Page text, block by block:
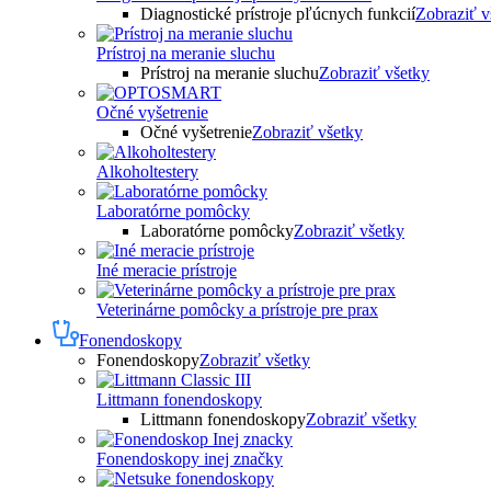
Diagnostické prístroje pľúcnych funkciíZobraziť
Prístroj na meranie sluchu
Prístroj na meranie sluchuZobraziť všetky
Očné vyšetrenie
Očné vyšetrenieZobraziť všetky
Alkoholtestery
Laboratórne pomôcky
Laboratórne pomôckyZobraziť všetky
Iné meracie prístroje
Veterinárne pomôcky a prístroje pre prax
Fonendoskopy
FonendoskopyZobraziť všetky
Littmann fonendoskopy
Littmann fonendoskopyZobraziť všetky
Fonendoskopy inej značky